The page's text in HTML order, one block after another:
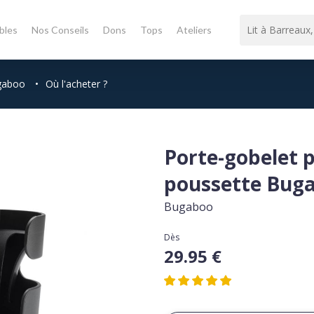
Nos Conseils Dons Tops Ateliers
• Où l'acheter ?
Porte-gobelet
poussette
Bugaboo
Dès
29.95 €